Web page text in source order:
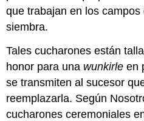
que trabajan en los
siembra.
Tales cucharones están
honor para una wunkirle en
se transmiten al sucesor
reemplazarla. Según
cucharones ceremoniales